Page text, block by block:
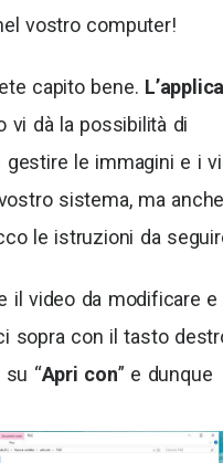
vostro computer!
capito bene.
vi dà la possibilità di
gestire le immagini e i
sistema, ma
le istruzioni da
il video da modificare e
sopra con il tasto
su “Apri con” e dunque